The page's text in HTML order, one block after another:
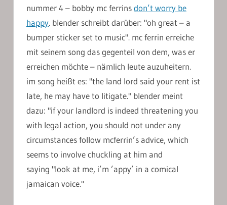
nummer 4 – bobby mc ferrinsdon’t worry be
happy. blender schreibt darüber: "oh great – a
bumper sticker set to music". mc ferrin erreiche
mit seinem song das gegenteil von dem, was er
erreichen möchte – nämlich leute auzuheitern.
im song heißt es: "the land lord said your rent ist
late, he may have to litigate." blender meint
dazu: "if your landlord is indeed threatening you
with legal action, you should not under any
circumstances follow mcferrin’s advice, which
seems to involve chuckling at him and
saying "look at me, i’m ’appy’ in a comical
jamaican voice."